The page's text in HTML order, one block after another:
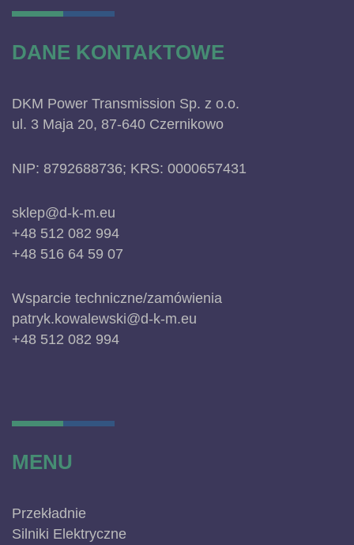
DANE KONTAKTOWE
DKM Power Transmission Sp. z o.o.
ul. 3 Maja 20, 87-640 Czernikowo
NIP: 8792688736; KRS: 0000657431
sklep@d-k-m.eu
+48 512 082 994
+48 516 64 59 07
Wsparcie techniczne/zamówienia
patryk.kowalewski@d-k-m.eu
+48 512 082 994
MENU
Przekładnie
Silniki Elektryczne